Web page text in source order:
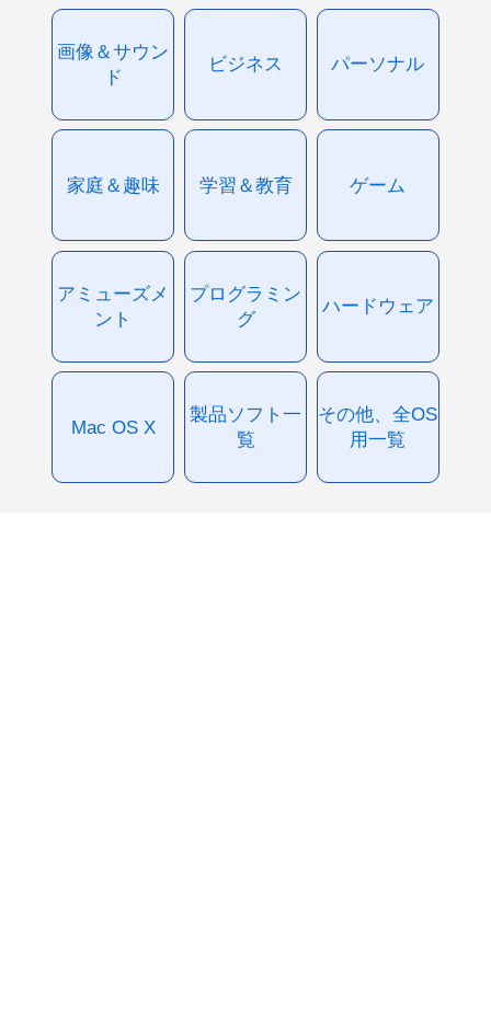
画像＆サウン
ド
ビジネス パーソナル
家庭＆趣味 学習＆教育 ゲーム
アミューズメ
ント
プログラミン
グ
ハードウェア
Mac OS X
製品ソフト一
覧
その他、全OS
用一覧